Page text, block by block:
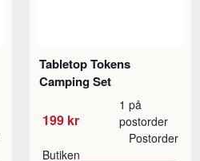
Tabletop Tokens
Camping Set
199 kr
1 på
postorder
Butiken
Postorder